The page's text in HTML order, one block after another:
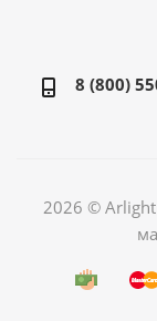
8 (800)
2026 ©